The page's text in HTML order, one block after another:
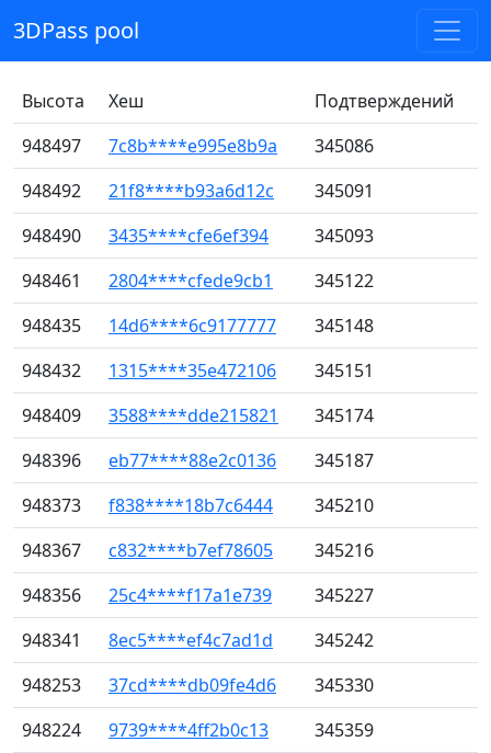
3DPass pool
Высота Хеш
Подтверждений
948497
7c8b****e995e8b9a
345086
948492
21f8****b93a6d12c
345091
948490
3435****cfe6ef394
345093
948461
2804****cfede9cb1
345122
948435
14d6****6c9177777
345148
948432
1315****35e472106
345151
948409
3588****dde215821
345174
948396
eb77****88e2c0136
345187
948373
f838****18b7c6444
345210
948367
c832****b7ef78605
345216
948356
25c4****f17a1e739
345227
948341
8ec5****ef4c7ad1d
345242
948253
37cd****db09fe4d6
345330
948224
9739****4ff2b0c13
345359